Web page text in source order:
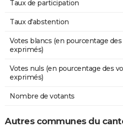
Taux de participation
Taux d'abstention
Votes blancs (en pourcentage
exprimés)
Votes nuls (en pourcentage des
exprimés)
Nombre de votants
Autres communes du